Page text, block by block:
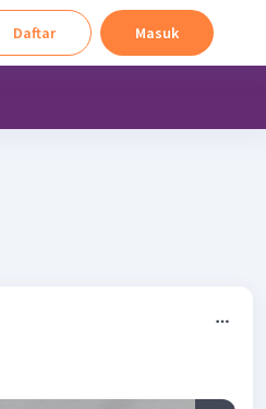
Daftar Masuk